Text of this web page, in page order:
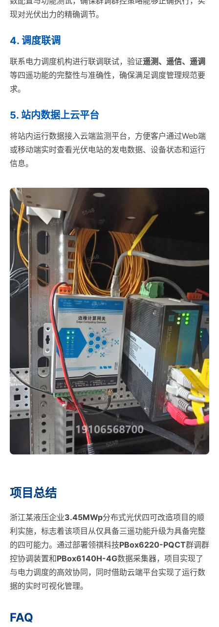
现对光伏出力的精确调节。
4. 调度联调
联系电力调度机构进行联调联试，验证遥测、遥信、遥调
等四遥功能的完整性与准确性，确保满足调度管理规范要
求。
5. 站内数据上云平台
将站内运行数据接入云端监测平台，方便客户通过Web端
或移动端实时查看光伏电站的发电数据、设备状态和运行
信息。
项目总结
浙江某液压企业3.45MWp分布式光伏四可改造项目的顺
利实施，标志着该项目从仅具备三遥功能升级为具备完整
的四可能力。通过部署领祺科技PBox6220-PQCT群调群
控协调装置和PBox6140H-4G数据采集器，项目实现了
与电力调度的高效协同，同时借助云端平台实现了运行数
据的实时可视化管理。
FAQ